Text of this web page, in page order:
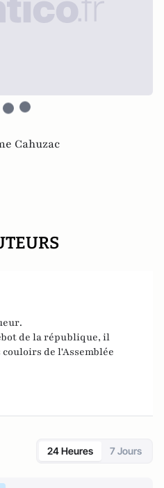
Cahuzac
.
de la république, il
de l'Assemblée
24 Heures 7 Jours